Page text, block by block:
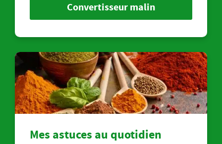
Convertisseur malin
Mes astuces au quotidien